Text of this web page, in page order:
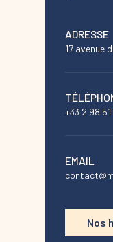
ADRESSE
17 avenue
+33 2 98
EMAIL
Nos